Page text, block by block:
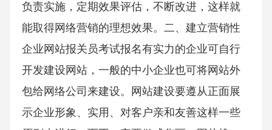
负责实施，定期效果评估，不断改进，这样就
能取得网络营销的理想效果。二、建立营销性
企业网站报关员考试报名有实力的企业可自行
开发建设网站，一般的中小企业也可将网站外
包给网络公司来建设。网站建设要遵从正面展
示企业形象、实用、对客户亲和友善这样一些